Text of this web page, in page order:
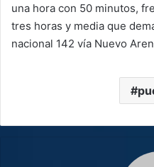
una hora con 50 minutos,
tres horas y media que
nacional 142 vía Nuevo